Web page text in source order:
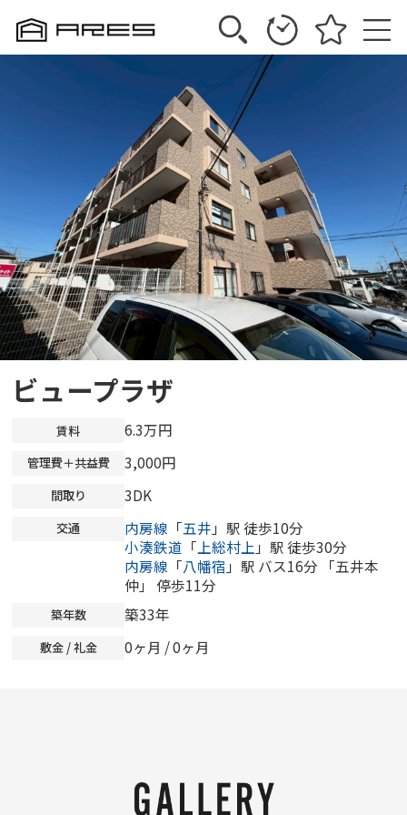
ビュープラザ
賃料 6.3万円
管理費＋共益費 3,000円
間取り 3DK
交通 内房線 「五井 」駅 徒歩10分
小湊鉄道 「 上総村上 」駅 徒歩30分
内房線 「八幡宿 」駅 バス16分 「五井本
仲」 停歩11分
築年数 築33年
敷金 / 礼金 0ヶ月 /0ヶ月